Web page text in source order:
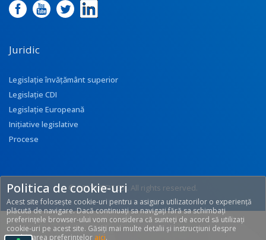
Juridic
Legislație învățământ superior
Legislație CDI
Legislație Europeană
Inițiative legislative
Procese
© 2017 UEFISCDI. All rights reserved.
[T: 0.3053, O: 92]
Politica de cookie-uri
Acest site folosește cookie-uri pentru a asigura utilizatorilor o experiență
plăcută de navigare. Dacă continuați sa navigați fără sa schimbați
preferințele browser-ului vom considera că sunteți de acord să utilizați
cookie-uri pe acest site. Găsiți mai multe detalii și instrucțiuni despre
modificarea preferințelor aici.